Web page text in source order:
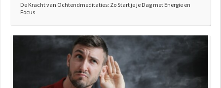
De Kracht van Ochtendmeditaties: Zo Start je je Dag met Energie en
Focus